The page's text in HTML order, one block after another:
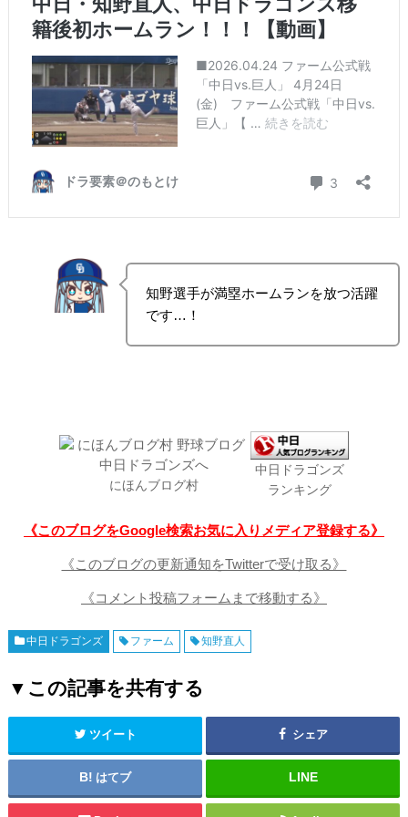
知野選手が満塁ホームランを放つ活躍
です…！
にほんブログ村
中日ドラゴンズ
ランキング
《このブログをGoogle検索お気に入りメディア登録する》
《このブログの更新通知をTwitterで受け取る》
《コメント投稿フォームまで移動する》
中日ドラゴンズ ファーム 知野直人
▼この記事を共有する
ツイート シェア
はてブ